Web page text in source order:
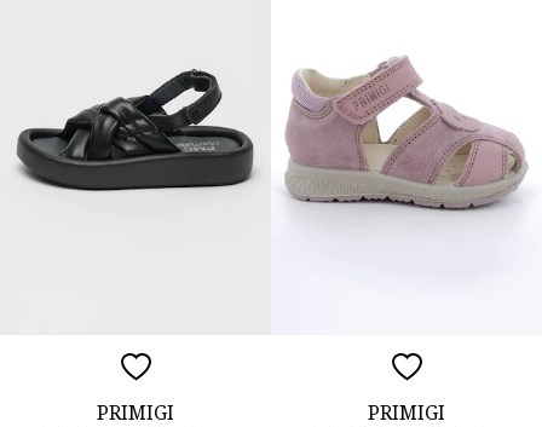
PRIMIGI PRIMIGI